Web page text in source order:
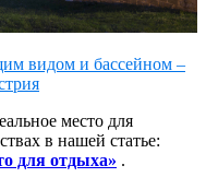
видом и бассейном –
место для
в нашей статье:
для отдыха» .